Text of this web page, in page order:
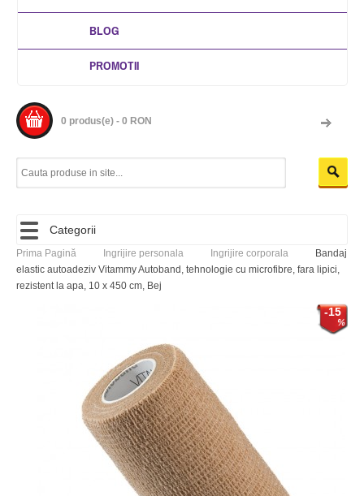
BLOG
PROMOTII
0 produs(e) - 0 RON
Categorii
Prima Pagină Ingrijire personala Ingrijire corporala
Bandaj
elastic autoadeziv Vitammy Autoband, tehnologie cu microfibre, fara lipici,
rezistent la apa, 10 x 450 cm, Bej
-15